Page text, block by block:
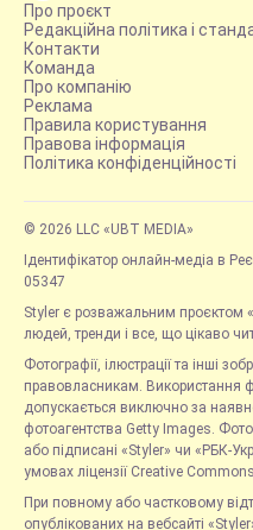
Про проєкт
Редакційна політика і
Контакти
Команда
Про компанію
Реклама
Правила користування
Правова інформація
Політика конфіденційності
© 2026 LLC «UBT MEDIA»
Ідентифікатор онлайн-медіа в
05347
Styler є розважальним проєктом
людей, тренди і все, що цікаво
Фотографії, ілюстрації та інші
правовласникам. Використання
допускається виключно за
фотоагентства Getty Images.
або підписані «Styler» чи «РБК-
умовах ліцензії Creative
При повному або частковому
опублікованих на вебсайті